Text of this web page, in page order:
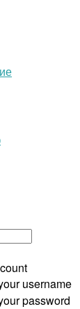
username
password